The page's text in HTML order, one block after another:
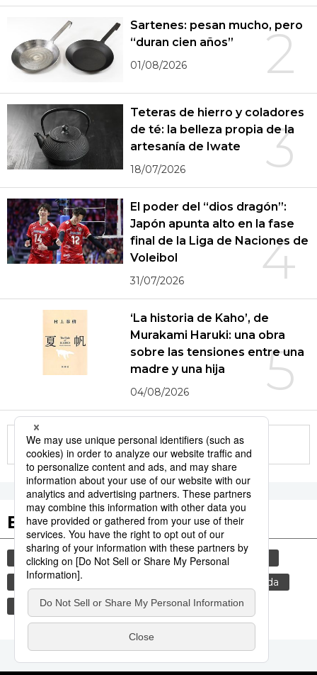
2
Sartenes: pesan mucho, pero
“duran cien años”
01/08/2026
3
Teteras de hierro y coladores
de té: la belleza propia de la
artesanía de Iwate
18/07/2026
4
El poder del “dios dragón”:
Japón apunta alto en la fase
final de la Liga de Naciones de
Voleibol
31/07/2026
5
‘La historia de Kaho’, de
Murakami Haruki: una obra
sobre las tensiones entre una
madre y una hija
04/08/2026
More in this series
Etiquetas destacadas
cultura vida costumbres
tradiciones
cortesía
comida
sociedad
jiji press